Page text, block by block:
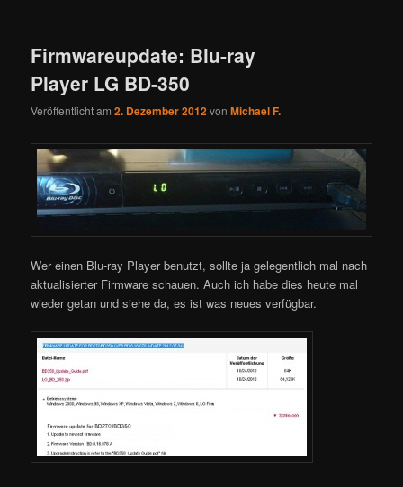
Firmwareupdate: Blu-ray
Player LG BD-350
Veröffentlicht am2. Dezember 2012vonMichael F.
Wer einen Blu-ray Player benutzt, sollte ja gelegentlich mal nach
aktualisierter Firmware schauen. Auch ich habe dies heute mal
wieder getan und siehe da, es ist was neues verfügbar.